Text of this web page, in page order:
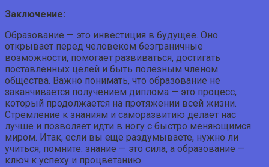
Заключение:
Образование — это инвестиция в будущее. Оно
открывает перед человеком безграничные
возможности, помогает развиваться, достигать
поставленных целей и быть полезным членом
общества. Важно понимать, что образование не
заканчивается получением диплома — это процесс,
который продолжается на протяжении всей жизни.
Стремление к знаниям и саморазвитию делает нас
лучше и позволяет идти в ногу с быстро меняющимся
миром. Итак, если вы еще раздумываете, нужно ли
учиться, помните: знание — это сила, а образование —
ключ к успеху и процветанию.